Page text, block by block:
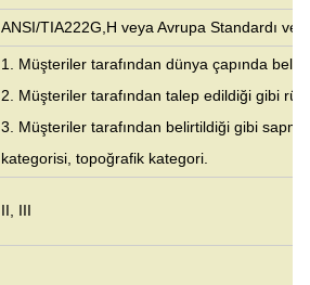
ANSI/TIA222G,H veya Avrupa Standardı ve
1. Müşteriler tarafından dünya çapında
2. Müşteriler tarafından talep edildiği gibi
3. Müşteriler tarafından belirtildiği gibi
kategorisi, topoğrafik kategori.
II, III